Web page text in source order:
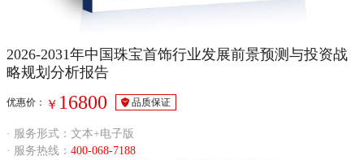
2026-2031年中国珠宝首饰行业发展前景预测与投资战
略规划分析报告
优惠价： ￥ 16800 品质保证
· 服务形式：文本+电子版
· 服务热线： 400-068-7188